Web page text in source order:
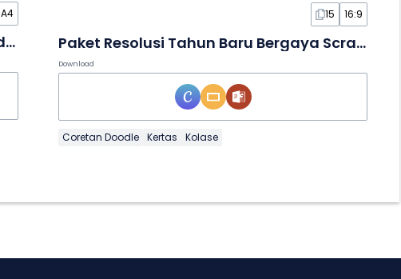
A4
Template Invoice Penjualan Minimalis dalam Slide
15 16:9
Paket Resolusi Tahun Baru Bergaya Scrapbook dalam Slide
Download
Coretan Doodle Kertas Kolase